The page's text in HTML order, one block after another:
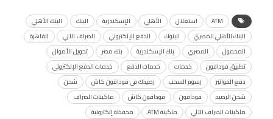
ATM استغلال الأهلي الإسكندرية البنك
البنك الأهلي
البنك الأهلي المصري
البنوك الدفع الإلكتروني الصراف الآلي
القاهرة
المحمول
المصري بنك الإسكندرية بنك مصر
تحويل الأموال
تطبيق فودافون
خدمات خدمات الدفع
خدمات الدفع الإلكتروني
دفع الفواتير
رسوم السحب رصيدك في فودافون كاش
شحن
شحن الرصيد
فودافون فودافون كاش
ماكينات الصراف
ماكينات الصراف الآلي
ماكينة ATM محفظة إلكترونية